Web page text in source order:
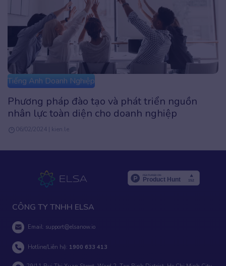
Tiếng Anh Doanh Nghiệp
Phương pháp đào tạo và phát triển nguồn
nhân lực toàn diện cho doanh nghiệp
06/02/2024 | kien.le
CÔNG TY TNHH ELSA
Email: support@elsanow.io
Hotline/Liên hệ: 1900 633 413